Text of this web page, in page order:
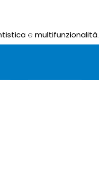
e multifunzionalità.